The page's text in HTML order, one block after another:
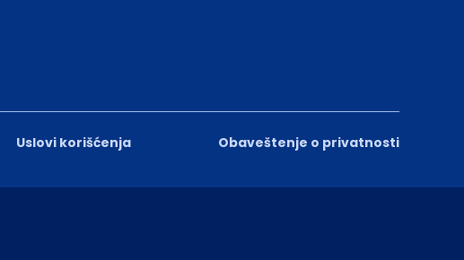
Uslovi korišćenja Obaveštenje o privatnosti